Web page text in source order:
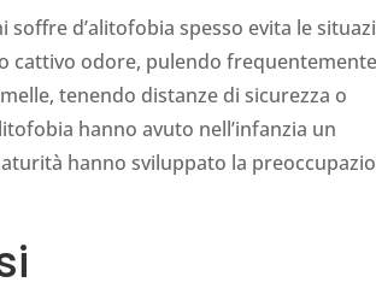
soffre d’alitofobia spesso evita le
cattivo odore, pulendo
tenendo distanze di sicurezza o
hanno avuto nell’infanzia un
hanno sviluppato la